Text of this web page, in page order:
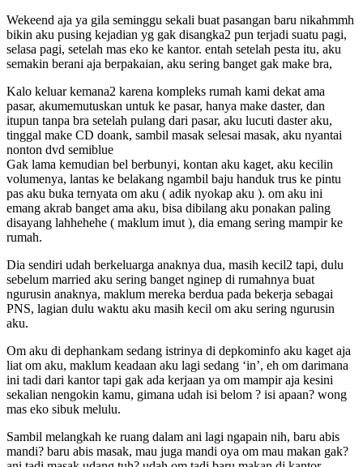
Wekeend aja ya gila seminggu sekali buat pasangan baru nikahmmh
bikin aku pusing kejadian yg gak disangka2 pun terjadi suatu pagi,
selasa pagi, setelah mas eko ke kantor. entah setelah pesta itu, aku
semakin berani aja berpakaian, aku sering banget gak make bra,
Kalo keluar kemana2 karena kompleks rumah kami dekat ama
pasar, akumemutuskan untuk ke pasar, hanya make daster, dan
itupun tanpa bra setelah pulang dari pasar, aku lucuti daster aku,
tinggal make CD doank, sambil masak selesai masak, aku nyantai
nonton dvd semiblue
Gak lama kemudian bel berbunyi, kontan aku kaget, aku kecilin
volumenya, lantas ke belakang ngambil baju handuk trus ke pintu
pas aku buka ternyata om aku ( adik nyokap aku ). om aku ini
emang akrab banget ama aku, bisa dibilang aku ponakan paling
disayang lahhehehe ( maklum imut ), dia emang sering mampir ke
rumah.
Dia sendiri udah berkeluarga anaknya dua, masih kecil2 tapi, dulu
sebelum married aku sering banget nginep di rumahnya buat
ngurusin anaknya, maklum mereka berdua pada bekerja sebagai
PNS, lagian dulu waktu aku masih kecil om aku sering ngurusin
aku.
Om aku di dephankam sedang istrinya di depkominfo aku kaget aja
liat om aku, maklum keadaan aku lagi sedang ‘in’, eh om darimana
ini tadi dari kantor tapi gak ada kerjaan ya om mampir aja kesini
sekalian nengokin kamu, gimana udah isi belom ? isi apaan? wong
mas eko sibuk melulu.
Sambil melangkah ke ruang dalam ani lagi ngapain nih, baru abis
mandi? baru abis masak, mau juga mandi oya om mau makan gak?